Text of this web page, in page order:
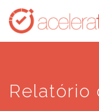
Skip
main
Relatório